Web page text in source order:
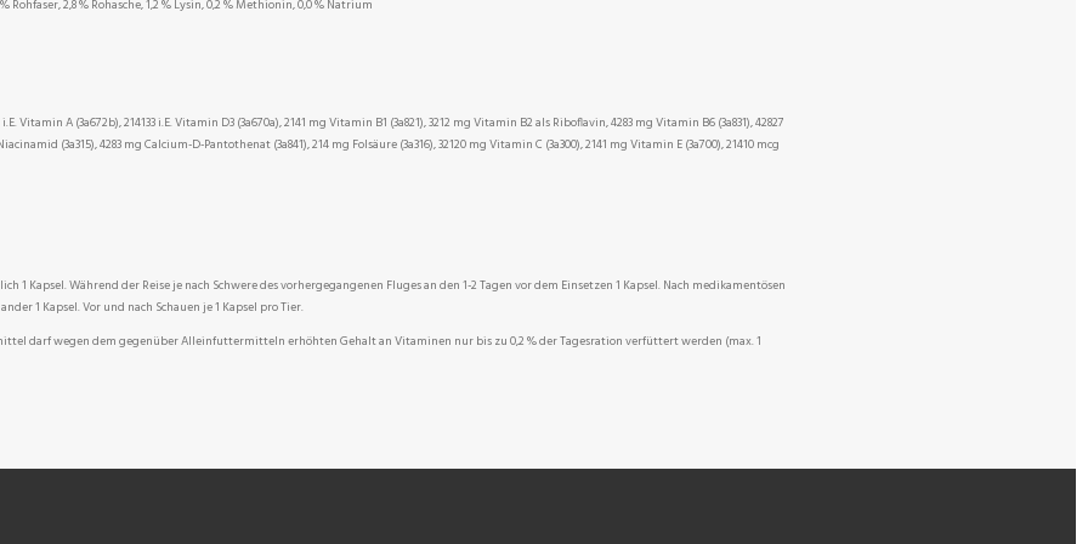
Rohfaser, 2,8 % Rohasche, 1,2 % Lysin, 0,2 % Methionin, 0,0 % Natrium
Vitamin A (3a672b), 214133 i.E. Vitamin D3 (3a670a), 2141 mg Vitamin B1 (3a821), 3212 mg Vitamin B2 als Riboflavin, 4283 mg Vitamin B6 (3a831), 42827
(3a315), 4283 mg Calcium-D-Pantothenat (3a841), 214 mg Folsäure (3a316), 32120 mg Vitamin C (3a300), 2141 mg Vitamin E (3a700), 21410 mcg
1 Kapsel. Während der Reise je nach Schwere des vorhergegangenen Fluges an den 1-2 Tagen vor dem Einsetzen 1 Kapsel. Nach medikamentösen
1 Kapsel. Vor und nach Schauen je 1 Kapsel pro Tier.
darf wegen dem gegenüber Alleinfuttermitteln erhöhten Gehalt an Vitaminen nur bis zu 0,2 % der Tagesration verfüttert werden (max. 1